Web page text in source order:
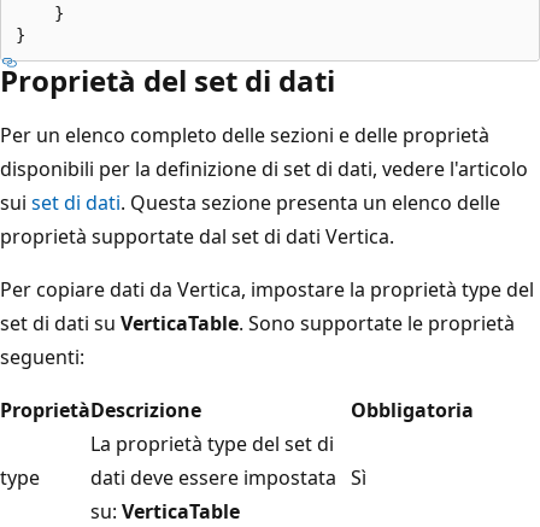
    }
Proprietà del set di dati
Per un elenco completo delle sezioni e delle proprietà
disponibili per la definizione di set di dati, vedere l'articolo
sui set di dati. Questa sezione presenta un elenco delle
proprietà supportate dal set di dati Vertica.
Per copiare dati da Vertica, impostare la proprietà type del
set di dati su VerticaTable. Sono supportate le proprietà
seguenti:
ProprietàDescrizione Obbligatoria
type
La proprietà type del set di
dati deve essere impostata
su: VerticaTable
Sì